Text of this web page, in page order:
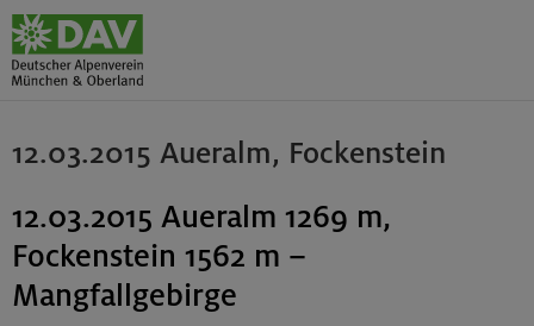
12.03.2015 Aueralm, Fockenstein
12.03.2015 Aueralm 1269 m,
Fockenstein 1562 m –
Mangfallgebirge